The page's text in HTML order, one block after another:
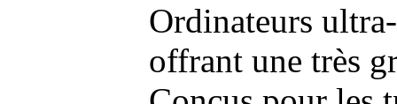
Ordinateurs
offrant une très